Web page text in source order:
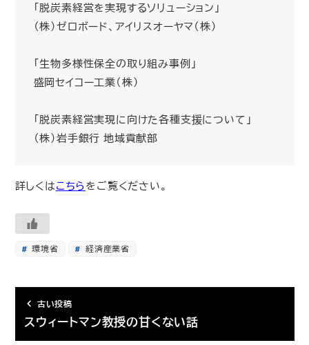
「脱炭素経営を実現するソリューション」
（株）ゼロボード、アイリスオーヤマ（株）
「生物多様性保全の取り組み事例」
盛岡セイコー工業（株）
「脱炭素経営実現に向けた各種支援について」
（株）岩手銀行 地域貢献部
詳しくはこちらをご覧ください。
環境省 経済産業省
古い投稿
スウィートマン教授の甘くない話